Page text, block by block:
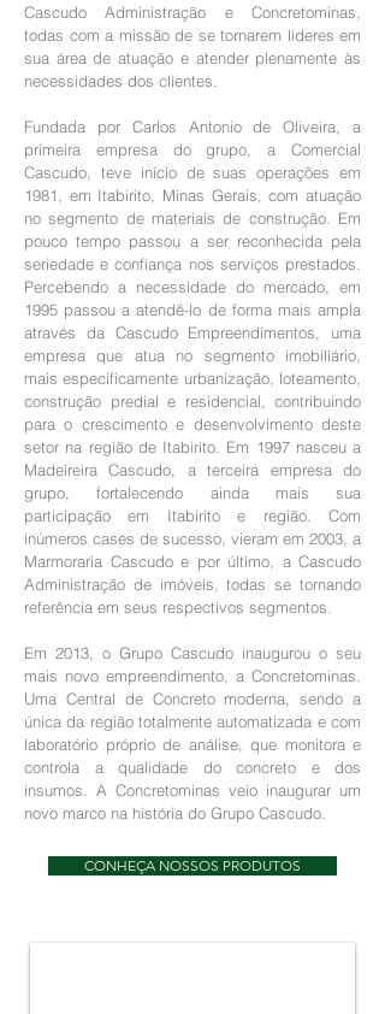
Cascudo Administração e Concretominas,
todas com a missão de se tornarem líderes em
sua área de atuação e atender plenamente às
necessidades dos clientes.
Fundada por Carlos Antonio de Oliveira, a
primeira empresa do grupo, a Comercial
Cascudo, teve início de suas operações em
1981, em Itabirito, Minas Gerais, com atuação
no segmento de materiais de construção. Em
pouco tempo passou a ser reconhecida pela
seriedade e confiança nos serviços prestados.
Percebendo a necessidade do mercado, em
1995 passou a atendê-lo de forma mais ampla
através da Cascudo Empreendimentos, uma
empresa que atua no segmento imobiliário,
mais especificamente urbanização, loteamento,
construção predial e residencial, contribuindo
para o crescimento e desenvolvimento deste
setor na região de Itabirito. Em 1997 nasceu a
Madeireira Cascudo, a terceira empresa do
grupo, fortalecendo ainda mais sua
participação em Itabirito e região. Com
inúmeros cases de sucesso, vieram em 2003, a
Marmoraria Cascudo e por último, a Cascudo
Administração de imóveis, todas se tornando
referência em seus respectivos segmentos.
Em 2013, o Grupo Cascudo inaugurou o seu
mais novo empreendimento, a Concretominas.
Uma Central de Concreto moderna, sendo a
única da região totalmente automatizada e com
laboratório próprio de análise, que monitora e
controla a qualidade do concreto e dos
insumos. A Concretominas veio inaugurar um
novo marco na história do Grupo Cascudo.
CONHEÇA NOSSOS PRODUTOS